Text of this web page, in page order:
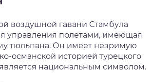
воздушной гавани Стамбула
управления полетами, имеющая
тюльпана. Он имеет незримую
османской историей турецкого
является национальным символом.